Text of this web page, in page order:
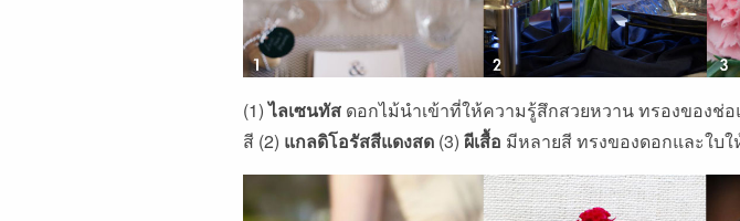
(1)ไลเซนทัส ดอกไม้นำเข้าที่ให้ความรู้สึกสวยหวาน ทรองของช่
สี (2) แกลดิโอรัสสีแดงสด (3)ผีเสื้อ มีหลายสี ทรงของดอกและใบ